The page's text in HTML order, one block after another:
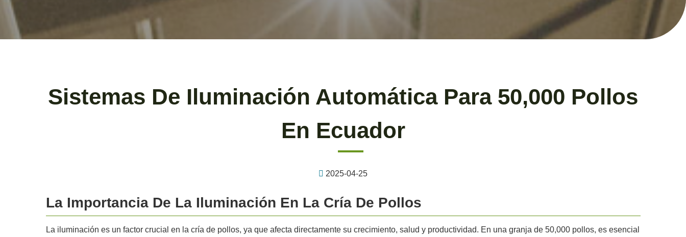
Sistemas De Iluminación Automática Para 50,000 Pollos
En Ecuador
2025-04-25
La Importancia De La Iluminación En La Cría De Pollos
La iluminación es un factor crucial en la cría de pollos, ya que afecta directamente su crecimiento, salud y productividad. En una granja de 50,000 pollos, es esencial